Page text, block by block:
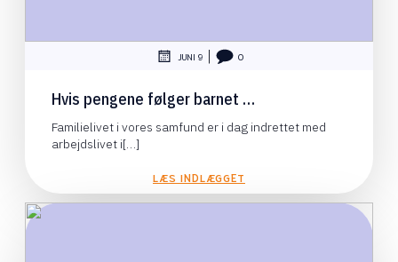
JUNI 9 0
Hvis pengene følger barnet …
Familielivet i vores samfund er i dag indrettet med
arbejdslivet i[…]
LÆS INDLÆGGET